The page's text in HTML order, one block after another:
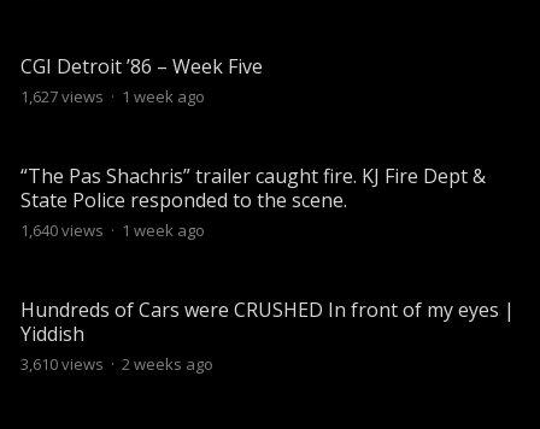
CGI Detroit ’86 – Week Five
1,627views · 1 week ago
“The Pas Shachris” trailer caught fire. KJ Fire Dept &
State Police responded to the scene.
1,640views · 1 week ago
Hundreds of Cars were CRUSHED In front of my eyes |
Yiddish
3,610views · 2 weeks ago